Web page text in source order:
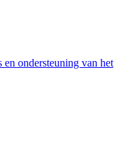
ondersteuning van het